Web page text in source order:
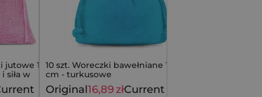
jutowe 15 x
siła w
12,99 zł
10 szt. Woreczki bawełniane 12 x 15
cm - turkusowe
Original16,89złCurrent